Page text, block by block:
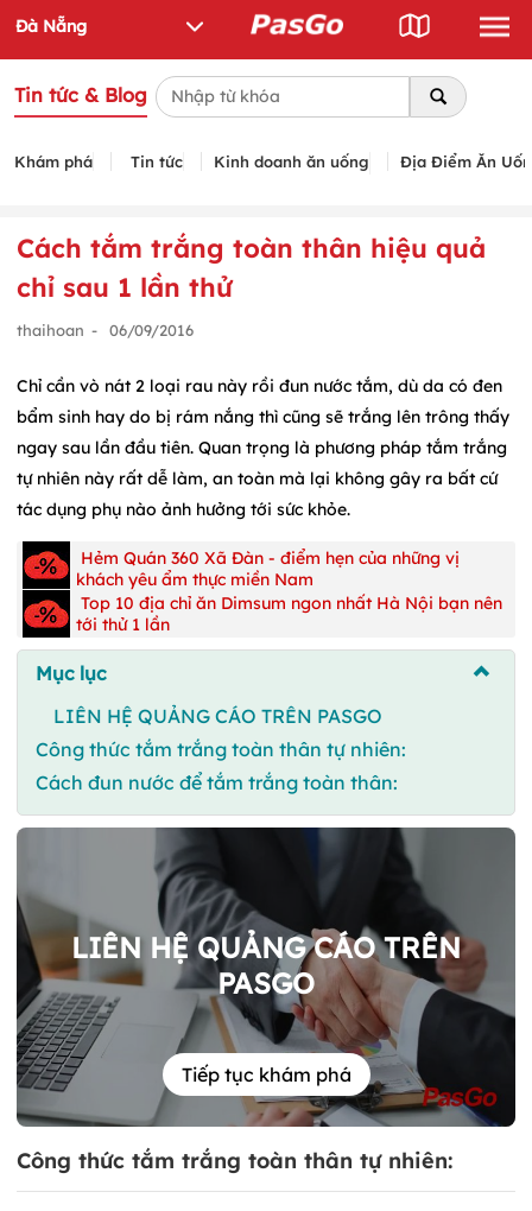
Tin tức & Blog
Khám phá Tin tức Kinh doanh ăn uống Địa Điểm Ăn
Cách tắm trắng toàn thân hiệu quả
chỉ sau 1 lần thử
thaihoan - 06/09/2016
Chỉ cần vò nát 2 loại rau này rồi đun nước tắm, dù da có đen
bẩm sinh hay do bị rám nắng thì cũng sẽ trắng lên trông thấy
ngay sau lần đầu tiên. Quan trọng là phương pháp tắm trắng
tự nhiên này rất dễ làm, an toàn mà lại không gây ra bất cứ
tác dụng phụ nào ảnh hưởng tới sức khỏe.
Hẻm Quán 360 Xã Đàn - điểm hẹn của những vị
khách yêu ẩm thực miền Nam
Top 10 địa chỉ ăn Dimsum ngon nhất Hà Nội bạn nên
tới thử 1 lần
Mục lục
LIÊN HỆ QUẢNG CÁO TRÊN PASGO
Công thức tắm trắng toàn thân tự nhiên:
Cách đun nước để tắm trắng toàn thân:
LIÊN HỆ QUẢNG CÁO TRÊN
PASGO
Tiếp tục khám phá
Công thức tắm trắng toàn thân tự nhiên: